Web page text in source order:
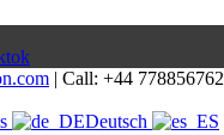
| Call: +44
Deutsch